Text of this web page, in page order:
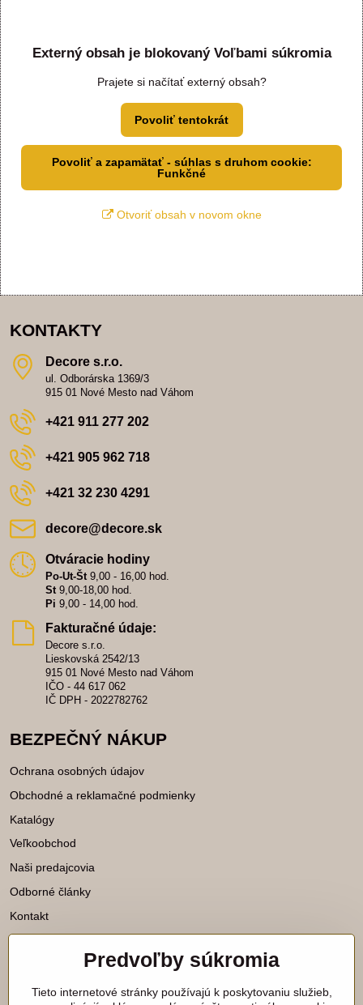
Externý obsah je blokovaný Voľbami súkromia
Prajete si načítať externý obsah?
Povoliť tentokrát
Povoliť a zapamätať - súhlas s druhom cookie:
Funkčné
Otvoriť obsah v novom okne
KONTAKTY
Decore s​.r​.o​.
ul. Odborárska 1369/3
915 01 Nové Mesto nad Váhom
+421 911 277 202
+421 905 962 718
+421 32 230 4291
decore​@decore​.sk
Otváracie hodiny
Po-Ut-Št9,00 - 16,00 hod.
St9,00-18,00 hod.
Pi 9,00 - 14,00 hod.
Fakturačné údaje:
Decore s.r.o.
Lieskovská 2542/13
915 01 Nové Mesto nad Váhom
IČO - 44 617 062
IČ DPH - 2022782762
BEZPEČNÝ NÁKUP
Ochrana osobných údajov
Obchodné a reklamačné podmienky
Katalógy
Veľkoobchod
Naši predajcovia
Odborné články
Kontakt
Katalógy na stiahnutie
Predvoľby súkromia
Tieto internetové stránky používajú k poskytovaniu služieb,